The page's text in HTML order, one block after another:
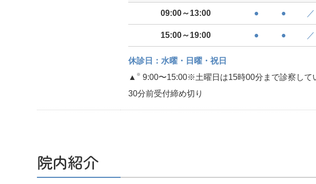
09:00～13:00 ● ● ／
15:00～19:00 ● ● ／
休診日：水曜・日曜・祝日
▲ ※ 9:00〜15:00※土曜日は15時00分まで診察して
30分前受付締め切り
院内紹介